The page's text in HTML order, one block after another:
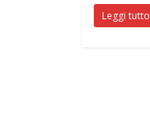
Leggi tutto